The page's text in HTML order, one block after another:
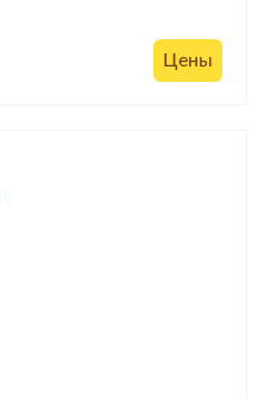
Цены